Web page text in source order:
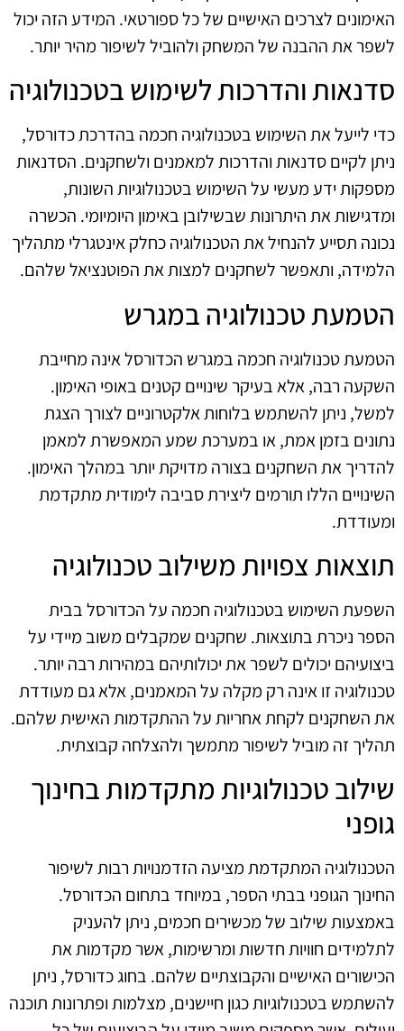
האימונים לצרכים האישיים של כל ספורטאי. המידע הזה יכול
לשפר את ההבנה של המשחק ולהוביל לשיפור מהיר יותר.
סדנאות והדרכות לשימוש בטכנולוגיה
כדי לייעל את השימוש בטכנולוגיה חכמה בהדרכת כדורסל,
ניתן לקיים סדנאות והדרכות למאמנים ולשחקנים. הסדנאות
מספקות ידע מעשי על השימוש בטכנולוגיות השונות,
ומדגישות את היתרונות שבשילובן באימון היומיומי. הכשרה
נכונה תסייע להנחיל את הטכנולוגיה כחלק אינטגרלי מתהליך
הלמידה, ותאפשר לשחקנים למצות את הפוטנציאל שלהם.
הטמעת טכנולוגיה במגרש
הטמעת טכנולוגיה חכמה במגרש הכדורסל אינה מחייבת
השקעה רבה, אלא בעיקר שינויים קטנים באופי האימון.
למשל, ניתן להשתמש בלוחות אלקטרוניים לצורך הצגת
נתונים בזמן אמת, או במערכת שמע המאפשרת למאמן
להדריך את השחקנים בצורה מדויקת יותר במהלך האימון.
השינויים הללו תורמים ליצירת סביבה לימודית מתקדמת
ומעודדת.
תוצאות צפויות משילוב טכנולוגיה
השפעת השימוש בטכנולוגיה חכמה על הכדורסל בבית
הספר ניכרת בתוצאות. שחקנים שמקבלים משוב מיידי על
ביצועיהם יכולים לשפר את יכולותיהם במהירות רבה יותר.
טכנולוגיה זו אינה רק מקלה על המאמנים, אלא גם מעודדת
את השחקנים לקחת אחריות על ההתקדמות האישית שלהם.
תהליך זה מוביל לשיפור מתמשך ולהצלחה קבוצתית.
שילוב טכנולוגיות מתקדמות בחינוך
גופני
הטכנולוגיה המתקדמת מציעה הזדמנויות רבות לשיפור
החינוך הגופני בבתי הספר, במיוחד בתחום הכדורסל.
באמצעות שילוב של מכשירים חכמים, ניתן להעניק
לתלמידים חוויות חדשות ומרשימות, אשר מקדמות את
הכישורים האישיים והקבוצתיים שלהם. בחוג כדורסל, ניתן
להשתמש בטכנולוגיות כגון חיישנים, מצלמות ופתרונות תוכנה